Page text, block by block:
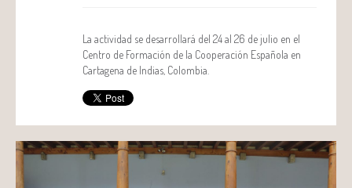
La actividad se desarrollará del 24 al 26 de julio en el
Centro de Formación de la Cooperación Española en
Cartagena de Indias, Colombia.